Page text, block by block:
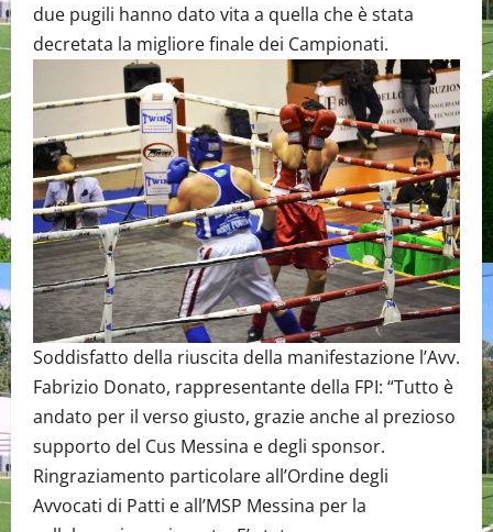
due pugili hanno dato vita a quella che è stata
decretata la migliore finale dei Campionati.
Soddisfatto della riuscita della manifestazione l’Avv.
Fabrizio Donato, rappresentante della FPI: “Tutto è
andato per il verso giusto, grazie anche al prezioso
supporto del Cus Messina e degli sponsor.
Ringraziamento particolare all’Ordine degli
Avvocati di Patti e all’MSP Messina per la